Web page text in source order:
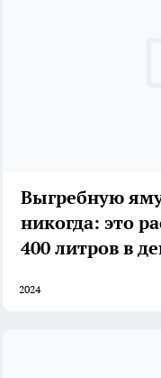
Выгребную
никогда: это
400 литров в
2024